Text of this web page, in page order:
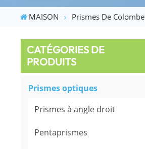
MAISON Prismes De Colombe
CATÉGORIES DE
PRODUITS
Prismes optiques
Prismes à angle droit
Pentaprismes